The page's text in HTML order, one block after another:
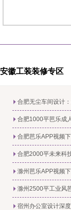
安徽工装装修专区
合肥无尘车间设计
合肥1000平芭乐成
合肥芭乐APP视频下
合肥2000平未来科
滁州芭乐APP视频下
滁州2500平工业风
宿州办公室设计深度